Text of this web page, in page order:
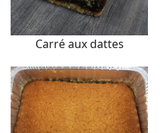
Carré aux dattes